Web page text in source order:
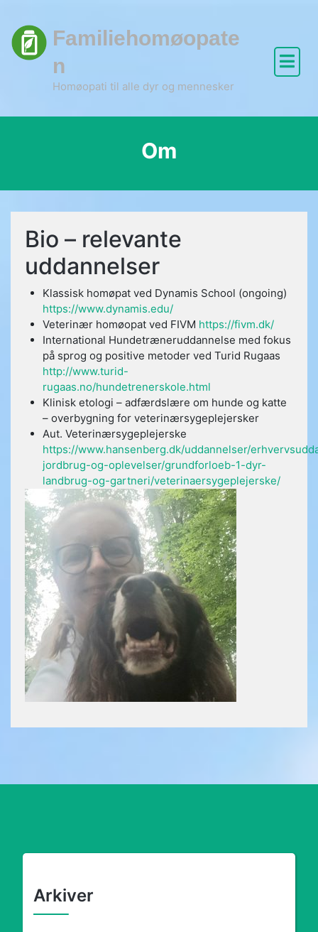
content
Familiehomøopate
n
Homøopati til alle dyr og mennesker
Om
Bio – relevante
uddannelser
Klassisk homøpat ved Dynamis School (ongoing)
https://www.dynamis.edu/
Veterinær homøopat ved FIVM https://fivm.dk/
International Hundetræneruddannelse med fokus
på sprog og positive metoder ved Turid Rugaas
http://www.turid-
rugaas.no/hundetrenerskole.html
Klinisk etologi – adfærdslære om hunde og katte
– overbygning for veterinærsygeplejersker
Aut. Veterinærsygeplejerske
https://www.hansenberg.dk/uddannelser/
jordbrug-og-oplevelser/grundforloeb-1-dyr-
landbrug-og-gartneri/veterinaersygeplejerske/
Arkiver